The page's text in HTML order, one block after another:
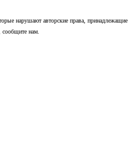
нарушают авторские права, принадлежащие
сообщите нам.